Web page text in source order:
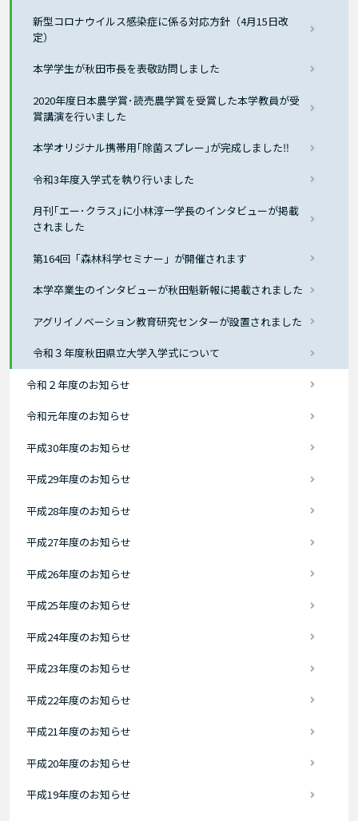
新型コロナウイルス感染症に係る対応方針（4月15日改
定）
本学学生が秋田市長を表敬訪問しました
2020年度日本農学賞･読売農学賞を受賞した本学教員が受
賞講演を行いました
本学オリジナル携帯用｢除菌スプレー｣が完成しました‼
令和3年度入学式を執り行いました
月刊｢エー･クラス｣に小林淳一学長のインタビューが掲載
されました
第164回「森林科学セミナー」が開催されます
本学卒業生のインタビューが秋田魁新報に掲載されました
アグリイノベーション教育研究センターが設置されました
令和３年度秋田県立大学入学式について
令和２年度のお知らせ
令和元年度のお知らせ
平成30年度のお知らせ
平成29年度のお知らせ
平成28年度のお知らせ
平成27年度のお知らせ
平成26年度のお知らせ
平成25年度のお知らせ
平成24年度のお知らせ
平成23年度のお知らせ
平成22年度のお知らせ
平成21年度のお知らせ
平成20年度のお知らせ
平成19年度のお知らせ